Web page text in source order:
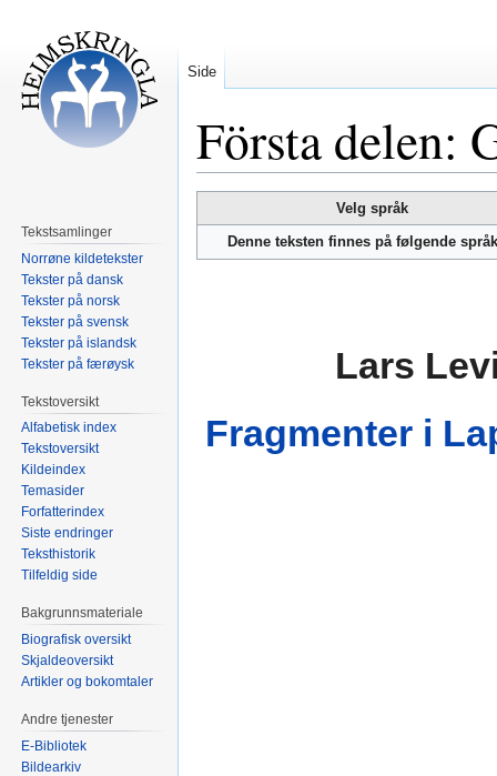
Första delen:
til
navigering
til
Velg språk
Denne teksten finnes på følgende
Lars
Fragmenter i
Side
Tekstsamlinger
Norrøne kildetekster
Tekster på dansk
Tekster på norsk
Tekster på svensk
Tekster på islandsk
Tekster på færøysk
Tekstoversikt
Alfabetisk index
Tekstoversikt
Kildeindex
Temasider
Forfatterindex
Siste endringer
Teksthistorik
Tilfeldig side
Bakgrunnsmateriale
Biografisk oversikt
Skjaldeoversikt
Artikler og bokomtaler
Andre tjenester
E-Bibliotek
Bildearkiv